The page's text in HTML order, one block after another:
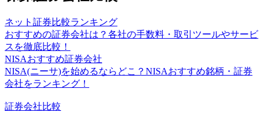
ネット証券比較ランキング
おすすめの証券会社は？各社の手数料・取引ツールやサービ
スを徹底比較！
NISAおすすめ証券会社
NISA(ニーサ)を始めるならどこ？NISAおすすめ銘柄・証券
会社をランキング！
証券会社比較